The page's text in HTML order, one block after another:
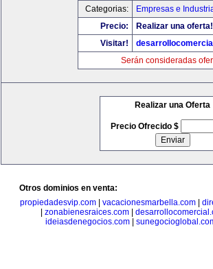
Categorias:
Empresas e
Precio:
Realizar una oferta!
Visitar!
Serán consideradas
Realizar una Oferta
Precio Ofrecido $
Otros dominios en venta:
propiedadesvip.com
vacacionesmarbella.com
zonabienesraices.com
ideiasdenegocios.com|